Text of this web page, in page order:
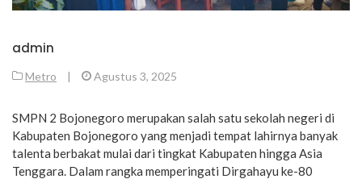
admin
Metro | Agustus 3, 2025
SMPN 2 Bojonegoro merupakan salah satu sekolah negeri di
Kabupaten Bojonegoro yang menjadi tempat lahirnya banyak
talenta berbakat mulai dari tingkat Kabupaten hingga Asia
Tenggara. Dalam rangka memperingati Dirgahayu ke-80